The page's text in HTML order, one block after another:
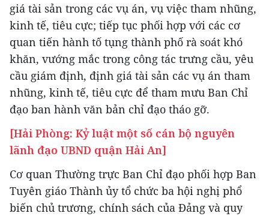
giá tài sản trong các vụ án, vụ việc tham nhũng,
kinh tế, tiêu cực; tiếp tục phối hợp với các cơ
quan tiến hành tố tụng thành phố rà soát khó
khăn, vướng mắc trong công tác trưng cầu, yêu
cầu giám định, định giá tài sản các vụ án tham
nhũng, kinh tế, tiêu cực để tham mưu Ban Chỉ
đạo ban hành văn bản chỉ đạo tháo gỡ.
[Hải Phòng: Kỷ luật một số cán bộ nguyên
lãnh đạo UBND quận Hải An]
Cơ quan Thường trực Ban Chỉ đạo phối hợp Ban
Tuyên giáo Thành ủy tổ chức ba hội nghị phổ
biến chủ trương, chính sách của Đảng và quy